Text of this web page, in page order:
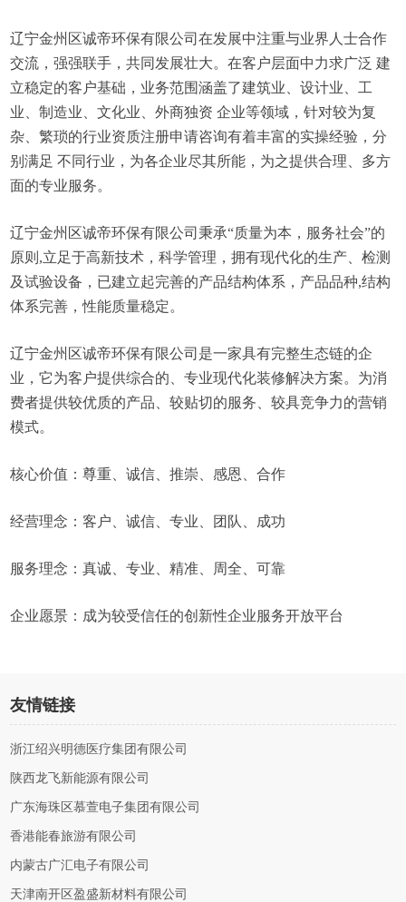
辽宁金州区诚帝环保有限公司在发展中注重与业界人士合作
交流，强强联手，共同发展壮大。在客户层面中力求广泛 建
立稳定的客户基础，业务范围涵盖了建筑业、设计业、工
业、制造业、文化业、外商独资 企业等领域，针对较为复
杂、繁琐的行业资质注册申请咨询有着丰富的实操经验，分
别满足 不同行业，为各企业尽其所能，为之提供合理、多方
面的专业服务。
辽宁金州区诚帝环保有限公司秉承“质量为本，服务社会”的
原则,立足于高新技术，科学管理，拥有现代化的生产、检测
及试验设备，已建立起完善的产品结构体系，产品品种,结构
体系完善，性能质量稳定。
辽宁金州区诚帝环保有限公司是一家具有完整生态链的企
业，它为客户提供综合的、专业现代化装修解决方案。为消
费者提供较优质的产品、较贴切的服务、较具竞争力的营销
模式。
核心价值：尊重、诚信、推崇、感恩、合作
经营理念：客户、诚信、专业、团队、成功
服务理念：真诚、专业、精准、周全、可靠
企业愿景：成为较受信任的创新性企业服务开放平台
友情链接
浙江绍兴明德医疗集团有限公司
陕西龙飞新能源有限公司
广东海珠区慕萱电子集团有限公司
香港能春旅游有限公司
内蒙古广汇电子有限公司
天津南开区盈盛新材料有限公司